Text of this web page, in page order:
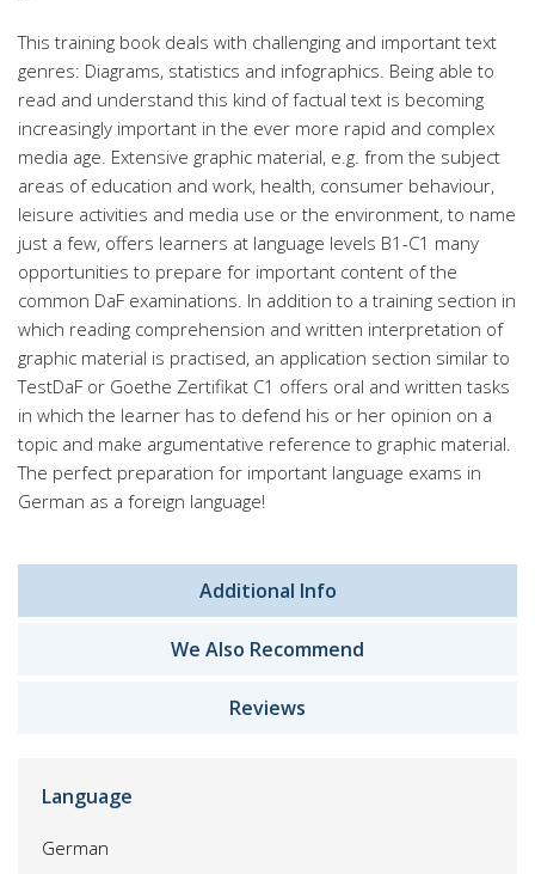
This training book deals with challenging and important text
genres: Diagrams, statistics and infographics. Being able to
read and understand this kind of factual text is becoming
increasingly important in the ever more rapid and complex
media age. Extensive graphic material, e.g. from the subject
areas of education and work, health, consumer behaviour,
leisure activities and media use or the environment, to name
just a few, offers learners at language levels B1-C1 many
opportunities to prepare for important content of the
common DaF examinations. In addition to a training section in
which reading comprehension and written interpretation of
graphic material is practised, an application section similar to
TestDaF or Goethe Zertifikat C1 offers oral and written tasks
in which the learner has to defend his or her opinion on a
topic and make argumentative reference to graphic material.
The perfect preparation for important language exams in
German as a foreign language!
Additional Info
We Also Recommend
Reviews
Language
German